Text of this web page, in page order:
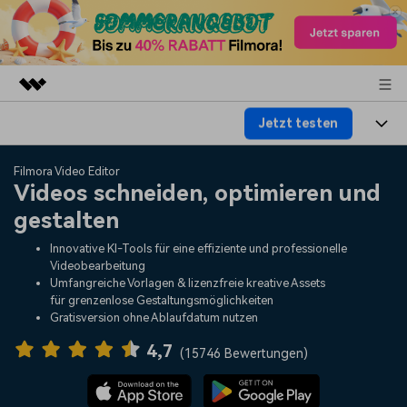
Dienstprogramme
Business
Überblick
Lösungen
Über uns
Presseraum
Support
Jetzt testen
Produkte
Plattformen
Funktionen
Assets
KI
Video/Foto
Audio
Lösungen
Video-Lösungen
Ressourcen
Video-Prompts
Über 100 heiße Video-
Meisterkurs
Beherrschen Sie
Hilfe-Center
Erste Schritte
Filmora Video Editor
Videos schneiden, optimieren und
gestalten
Innovative KI-Tools für eine effiziente und professionelle
Videobearbeitung
Umfangreiche Vorlagen & lizenzfreie kreative Assets
für grenzenlose Gestaltungsmöglichkeiten
Gratisversion ohne Ablaufdatum nutzen
4,7 (15746 Bewertungen)